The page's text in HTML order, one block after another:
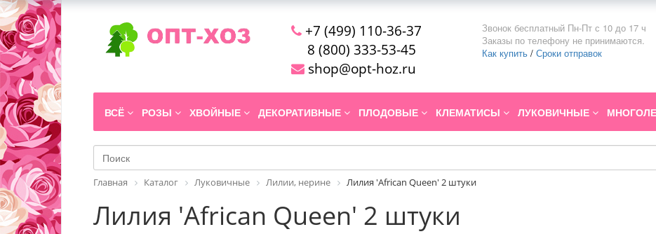
+7 (499) 110-36-37
8 (800) 333-53-45
shop@opt-hoz.ru
Звонок бесплатный Пн-Пт с 10 до 17 ч
Заказы по телефону не принимаются.
Как купить / Сроки отправок
ВСЁ РОЗЫ ХВОЙНЫЕ ДЕКОРАТИВНЫЕ ПЛОДОВЫЕ КЛЕМАТИСЫ ЛУКОВИЧНЫЕ
Главная Каталог Луковичные Лилии, нерине Лилия 'African Queen' 2 штуки
Лилия 'African Queen' 2 штуки